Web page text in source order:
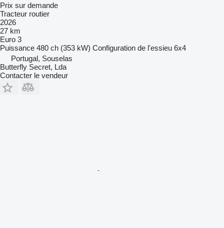
Prix sur demande
Tracteur routier
2026
27 km
Euro 3
Puissance 480 ch (353 kW) Configuration de l'essieu 6x4
Portugal, Souselas
Butterfly Secret, Lda
Contacter le vendeur